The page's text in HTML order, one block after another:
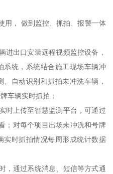
用， 做到监控、抓拍、报警一体
进出口安装远程视频监控设备，
系统，系统结合施工现场车辆冲
自动识别和抓拍未冲洗车辆，
车辆实时抓拍；
时上传至智慧监测平台，可通过
；对每个项目出场未冲洗和号牌
实时抓拍情况每周形成统计数据
，通过系统消息、短信等方式通